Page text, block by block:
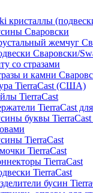
кристаллы
Сваровски
жемчуг
Сваровски/
со стразами
и камни
TierraCast (США)
TierraCast
TierraCast
буквы
TierraCast
TierraCast
TierraCast
TierraCast
бусин